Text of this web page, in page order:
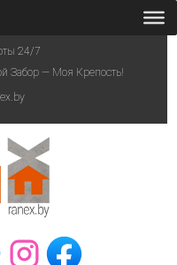
24/7
Забор — Моя Крепость!